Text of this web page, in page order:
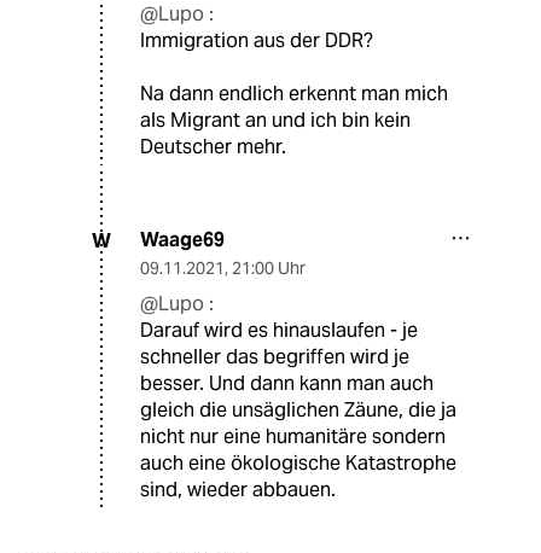
@Lupo :
Immigration aus der DDR?
Na dann endlich erkennt man mich
als Migrant an und ich bin kein
Deutscher mehr.
W Waage69
09.11.2021, 21:00 Uhr
@Lupo :
Darauf wird es hinauslaufen - je
schneller das begriffen wird je
besser. Und dann kann man auch
gleich die unsäglichen Zäune, die ja
nicht nur eine humanitäre sondern
auch eine ökologische Katastrophe
sind, wieder abbauen.